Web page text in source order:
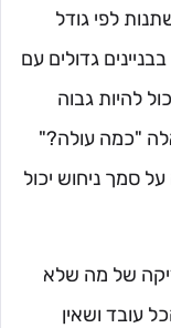
לפי גודל
גדולים עם
להיות גבוה
"כמה עולה?"
סמך ניחוש יכול
של מה שלא
עובד ושאין